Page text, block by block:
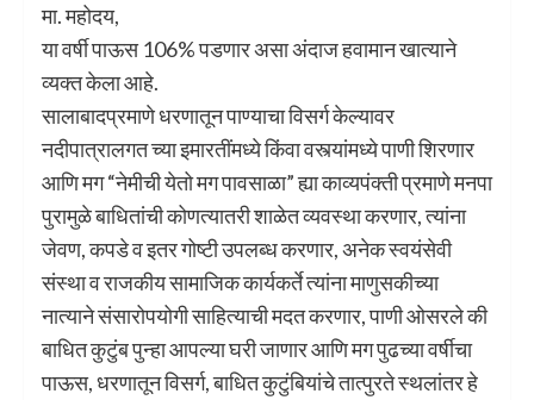
मा. महोदय,
या वर्षी पाऊस 106% पडणार असा अंदाज हवामान खात्याने
व्यक्त केला आहे.
सालाबादप्रमाणे धरणातून पाण्याचा विसर्ग केल्यावर
नदीपात्रालगत च्या इमारतींमध्ये किंवा वस्त्यांमध्ये पाणी शिरणार
आणि मग “नेमीची येतो मग पावसाळा” ह्या काव्यपंक्ती प्रमाणे मनपा
पुरामुळे बाधितांची कोणत्यातरी शाळेत व्यवस्था करणार, त्यांना
जेवण, कपडे व इतर गोष्टी उपलब्ध करणार, अनेक स्वयंसेवी
संस्था व राजकीय सामाजिक कार्यकर्ते त्यांना माणुसकीच्या
नात्याने संसारोपयोगी साहित्याची मदत करणार, पाणी ओसरले की
बाधित कुटुंब पुन्हा आपल्या घरी जाणार आणि मग पुढच्या वर्षीचा
पाऊस, धरणातून विसर्ग, बाधित कुटुंबियांचे तात्पुरते स्थलांतर हे